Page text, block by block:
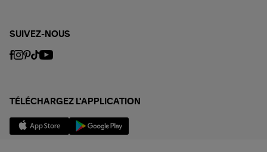
SUIVEZ-NOUS
TÉLÉCHARGEZ L'APPLICATION